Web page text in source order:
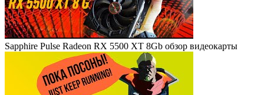
Sapphire Pulse Radeon RX 5500 XT 8Gb обзор видеокарты